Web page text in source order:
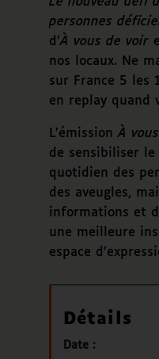
personnes
d’À vous de voir
nos locaux. Ne
sur France 5 les
en replay quand
L’émissionÀ
de sensibiliser
quotidien des
des aveugles,
informations et
une meilleure
espace
Détails
Date :